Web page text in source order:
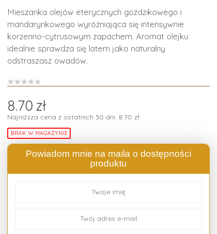
Mieszanka olejów eterycznych goździkowego i
mandarynkowego wyróżniająca się intensywnie
korzenno-cytrusowym zapachem. Aromat olejku
idealnie sprawdza się latem jako naturalny
odstraszasz owadów.
8.70 zł
Najniższa cena z ostatnich 30 dni: 8.70 zł
BRAK W MAGAZYNIE
Powiadom mnie na maila o dostępności
produktu